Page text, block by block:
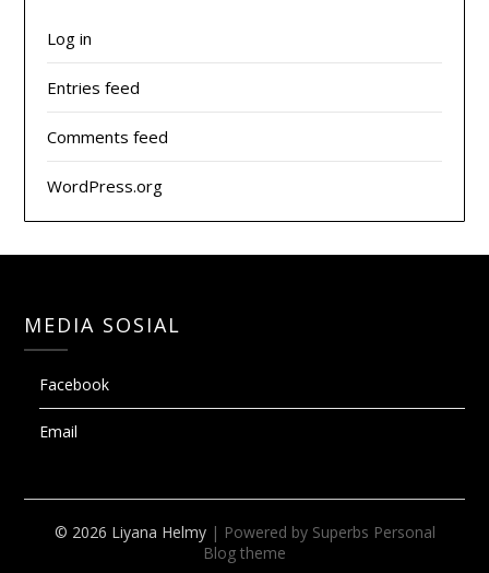
Log in
Entries feed
Comments feed
WordPress.org
MEDIA SOSIAL
Facebook
Email
© 2026 Liyana Helmy | Powered by Superbs Personal
Blog theme